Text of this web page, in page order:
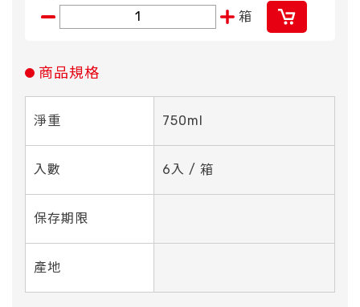
箱
商品規格
淨重 750ml
入數 6入 / 箱
保存期限
產地